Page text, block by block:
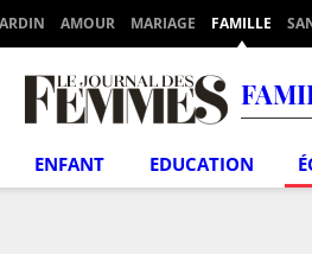
AMOUR MARIAGE FAMILLE
ENFANT EDUCATION